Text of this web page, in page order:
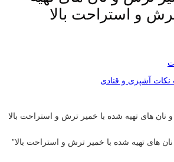
و استراحت بالا
نکات آشپزی و قنادی
های تهیه شده با خمیر ترش و استراحت بالا”